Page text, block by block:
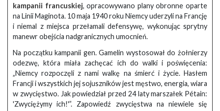
kampanii francuskiej, opracowywano plany obronne oparte
na Linii Maginota. 10 maja 1940 roku Niemcy uderzyli na Francję
i niemal z miejsca przełamali defensywę, wykonując sprytny
manewr obejścia nadgranicznych umocnień.
Na początku kampanii gen. Gamelin wystosował do żołnierzy
odezwę, która miała zachęcać ich do walki i poświęcenia:
„Niemcy rozpoczęli z nami walkę na śmierć i życie. Hasłem
Francji i wszystkich jej sojuszników jest męstwo, energia, wiara
w zwycięstwo. Jak powiedział przed 24 laty marszałek Pétain:
'Zwyciężymy ich!'”. Zapowiedź zwycięstwa na niewiele się